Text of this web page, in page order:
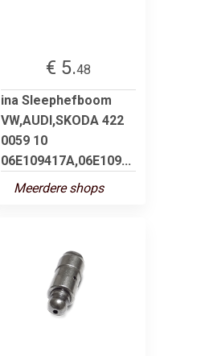
€ 5.48
ina Sleephefboom
VW,AUDI,SKODA 422
0059 10
06E109417A,06E109...
Meerdere shops